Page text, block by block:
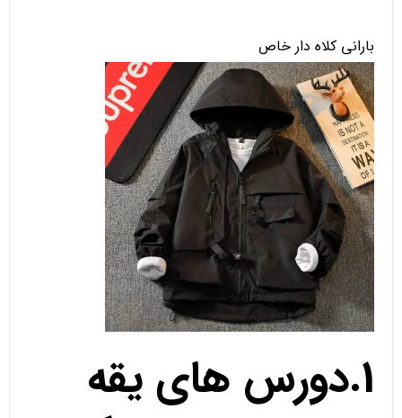
بارانی کلاه دار خاص
1.دورس های یقه